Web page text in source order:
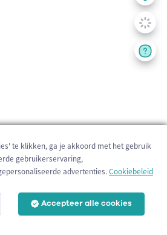
te klikken, ga je akkoord met het gebruik
gebruikerservaring,
advertenties.Cookiebeleid
Accepteer alle cookies